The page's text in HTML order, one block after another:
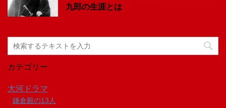
九郎の生涯とは
カテゴリー
大河ドラマ
鎌倉殿の13人